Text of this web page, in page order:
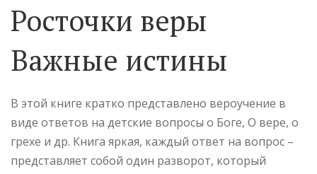
Росточки веры
Важные истины
В этой книге кратко представлено вероучение в
виде ответов на детские вопросы о Боге, О вере, о
грехе и др. Книга яркая, каждый ответ на вопрос –
представляет собой один разворот, который